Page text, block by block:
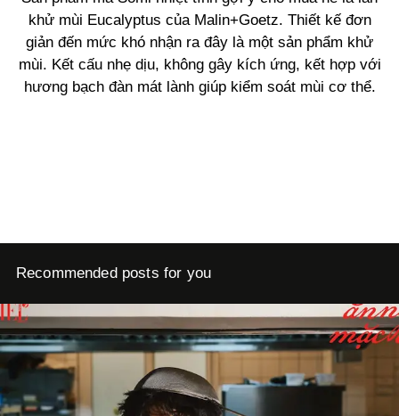
khử mùi Eucalyptus của Malin+Goetz. Thiết kế đơn
giản đến mức khó nhận ra đây là một sản phẩm khử
mùi. Kết cấu nhẹ dịu, không gây kích ứng, kết hợp với
hương bạch đàn mát lành giúp kiểm soát mùi cơ thể.
Recommended posts for you